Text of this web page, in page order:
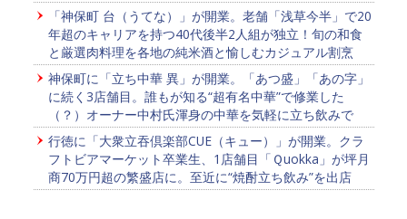
「神保町 台（うてな）」が開業。老舗「浅草今半」で20
年超のキャリアを持つ40代後半2人組が独立！旬の和食
と厳選肉料理を各地の純米酒と愉しむカジュアル割烹
神保町に「立ち中華 異」が開業。「あつ盛」「あの字」
に続く3店舗目。誰もが知る“超有名中華”で修業した
（？）オーナー中村氏渾身の中華を気軽に立ち飲みで
行徳に「大衆立吞倶楽部CUE（キュー）」が開業。クラ
フトビアマーケット卒業生、1店舗目「Ｑuokka」が坪月
商70万円超の繁盛店に。至近に“焼酎立ち飲み”を出店